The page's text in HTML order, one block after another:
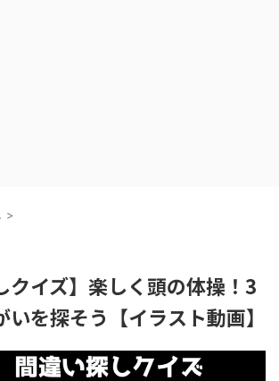
>
クイズ】楽しく頭の体操！3
を探そう【イラスト動画】